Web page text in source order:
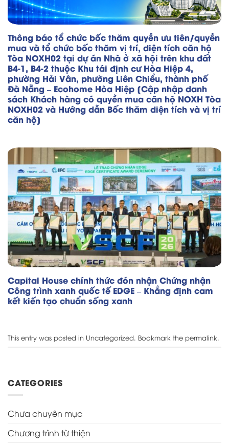
Thông báo tổ chức bốc thăm quyền ưu tiên/quyền
mua và tổ chức bốc thăm vị trí, diện tích căn hộ
Tòa NOXH02 tại dự án Nhà ở xã hội trên khu đất
B4-1, B4-2 thuộc Khu tái định cư Hòa Hiệp 4,
phường Hải Vân, phường Liên Chiểu, thành phố
Đà Nẵng – Ecohome Hòa Hiệp [Cập nhập danh
sách Khách hàng có quyền mua căn hộ NOXH Tòa
NOXH02 và Hướng dẫn Bốc thăm diện tích và vị trí
căn hộ]
Capital House chính thức đón nhận Chứng nhận
Công trình xanh quốc tế EDGE – Khẳng định cam
kết kiến tạo chuẩn sống xanh
This entry was posted in Uncategorized. Bookmark the permalink.
CATEGORIES
Chưa chuyên mục
Chương trình từ thiện